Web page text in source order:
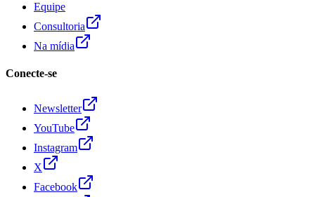
Equipe
Consultoria
Na mídia
Conecte-se
Newsletter
YouTube
Instagram
X
Facebook